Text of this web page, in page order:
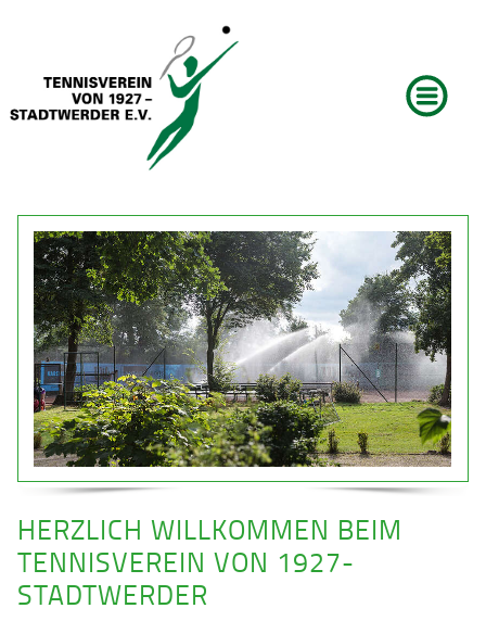
HERZLICH WILLKOMMEN BEIM
TENNISVEREIN VON 1927-
STADTWERDER